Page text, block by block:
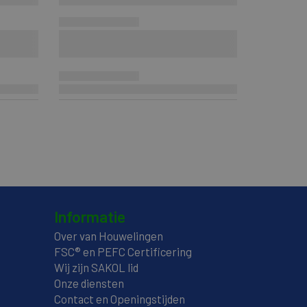
Informatie
Over van Houwelingen
FSC® en PEFC Certificering
Wij zijn SAKOL lid
Onze diensten
Contact en Openingstijden